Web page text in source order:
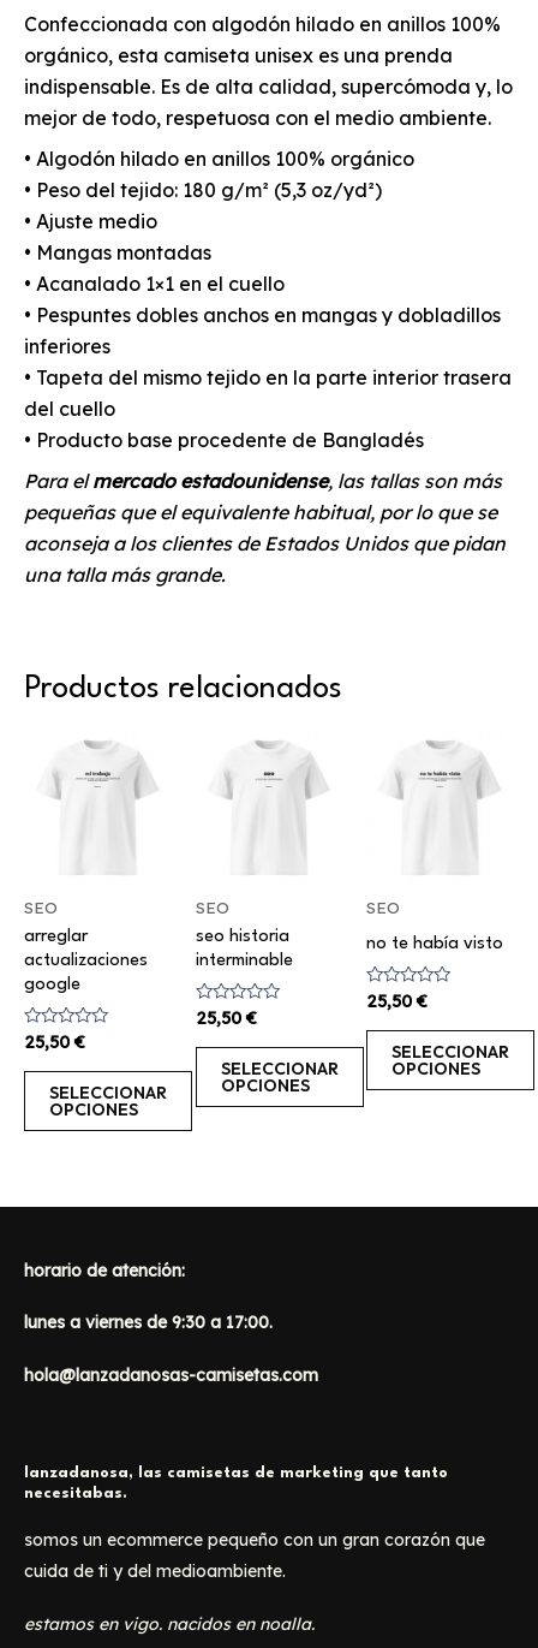
Confeccionada con algodón hilado en anillos 100%
orgánico, esta camiseta unisex es una prenda
indispensable. Es de alta calidad, supercómoda y, lo
mejor de todo, respetuosa con el medio ambiente.
• Algodón hilado en anillos 100% orgánico
• Peso del tejido: 180 g/m² (5,3 oz/yd²)
• Ajuste medio
• Mangas montadas
• Acanalado 1×1 en el cuello
• Pespuntes dobles anchos en mangas y dobladillos
inferiores
• Tapeta del mismo tejido en la parte interior trasera
del cuello
• Producto base procedente de Bangladés
Para elmercado estadounidense, las tallas son más
pequeñas que el equivalente habitual, por lo que se
aconseja a los clientes de Estados Unidos que pidan
una talla más grande.
Productos relacionados
SEO
arreglar
actualizaciones
google
Valorado
con
0
25,50€
SELECCIONAR
OPCIONES
producto
variantes.
Las
opciones
se
pueden
elegir
página
SEO
seo historia
interminable
Valorado
con
0
25,50€
SELECCIONAR
OPCIONES
producto
variantes.
Las
opciones
se
pueden
elegir
SEO
no te había visto
Valorado
con
0
25,50€
SELECCIONAR
OPCIONES
producto
variantes.
Las
opciones
se
pueden
elegir
la
horario de atención:
lunes a viernes de 9:30 a 17:00.
hola@lanzadanosas-camisetas.com
lanzadanosa, las camisetas de marketing que tanto
necesitabas.
somos un ecommerce pequeño con un gran corazón que
cuida de ti y del medioambiente.
estamos en vigo. nacidos en noalla.